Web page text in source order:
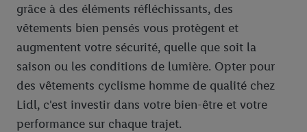
grâce à des éléments réfléchissants, des
vêtements bien pensés vous protègent et
augmentent votre sécurité, quelle que soit la
saison ou les conditions de lumière. Opter pour
des vêtements cyclisme homme de qualité chez
Lidl, c'est investir dans votre bien-être et votre
performance sur chaque trajet.